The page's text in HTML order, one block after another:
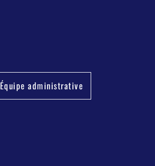
Équipe administrative